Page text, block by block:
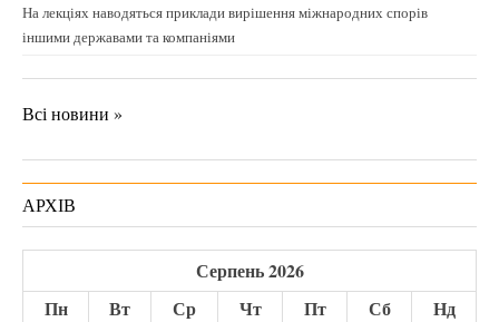
На лекціях наводяться приклади вирішення міжнародних спорів
іншими державами та компаніями
Всі новини »
АРХІВ
Серпень 2026
Пн
Вт Ср Чт Пт Сб Нд